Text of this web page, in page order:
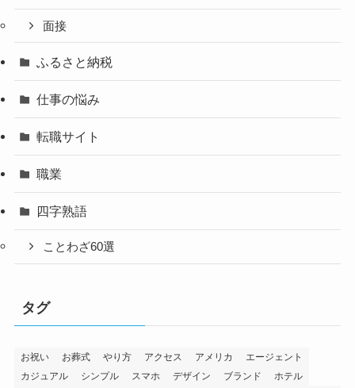
面接
ふるさと納税
仕事の悩み
転職サイト
職業
四字熟語
ことわざ60選
タグ
お祝い お葬式 やり方 アクセス アメリカ
エージェント
カジュアル
シンプル スマホ デザイン ブランド ホテル